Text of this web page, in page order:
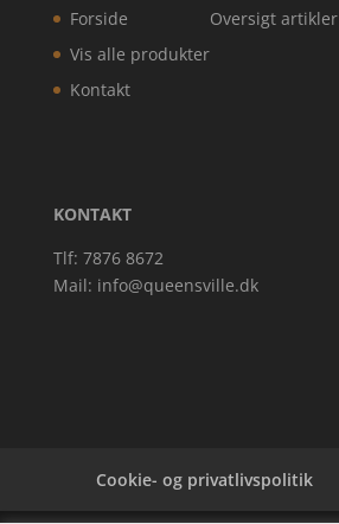
Forside
Vis alle produkter
Kontakt
Oversigt artikler
KONTAKT
Tlf: 7876 8672
Mail: info@queensville.dk
Cookie- og privatlivspolitik